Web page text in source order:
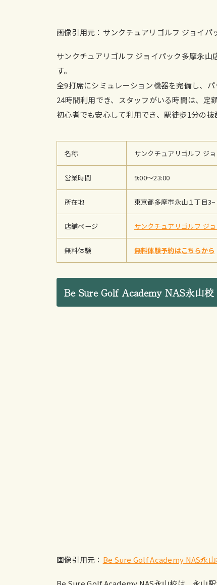
画像引用元：サンクチュアリゴルフ ジョイパ
サンクチュアリゴルフ ジョイパック多摩永
す。
全9打席にシミュレーション機器を完備し、パ
24時間利用でき、スタッフがいる時間は、定
初心者でも安心して利用でき、駅徒歩1分の
名称 サンクチュアリゴルフ ジ
営業時間 9:00〜23:00
所在地 東京都多摩市永山１丁目
店舗ページ サンクチュアリゴルフ ジ
無料体験 無料体験予約はこちらから
Be Sure Golf Academy NAS永山校
画像引用元： Be Sure Golf Academy NAS永